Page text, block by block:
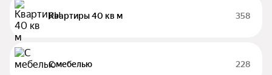
Квартиры 40 кв м 358
С мебелью 228